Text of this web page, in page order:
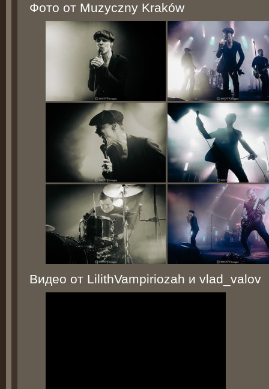
Фото от Muzyczny Kraków
Видео от LilithVampiriozah и vlad_valov